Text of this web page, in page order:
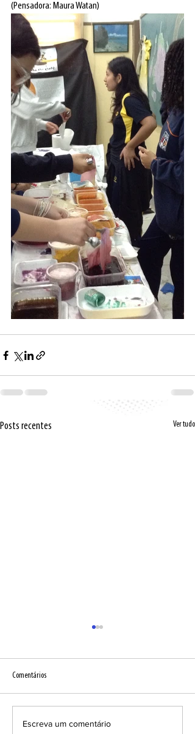
(Pensadora: Maura Watan)
Posts recentes Ver tudo
Empreendedorismo na prática
Comentários
Escreva um comentário